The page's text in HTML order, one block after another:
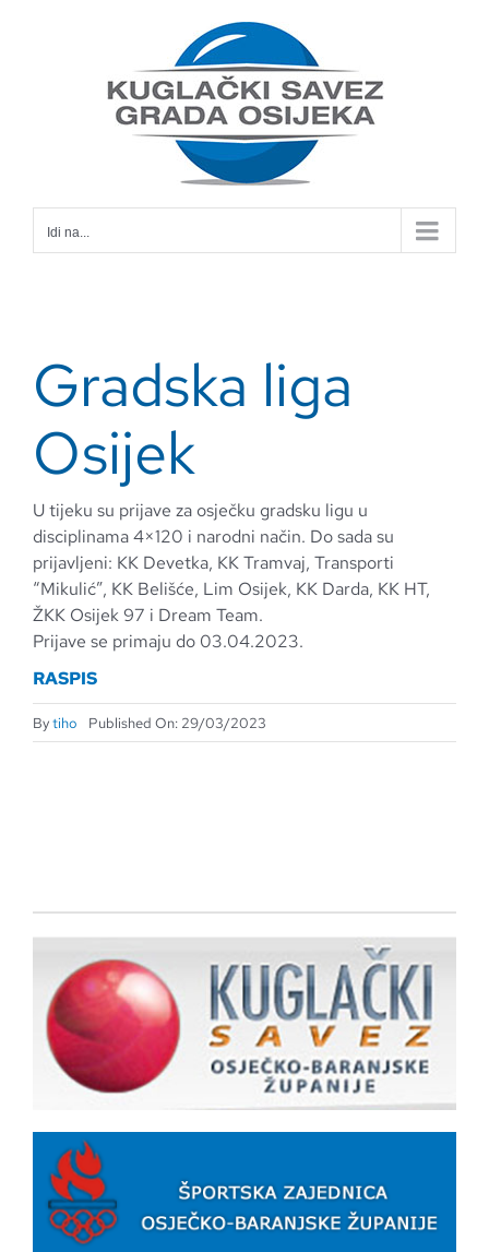
Idi na...
Gradska liga
Osijek
U tijeku su prijave za osječku gradsku ligu u
disciplinama 4×120 i narodni način. Do sada su
prijavljeni: KK Devetka, KK Tramvaj, Transporti
“Mikulić”, KK Belišće, Lim Osijek, KK Darda, KK HT,
ŽKK Osijek 97 i Dream Team.
Prijave se primaju do 03.04.2023.
RASPIS
Bytiho Published On: 29/03/2023